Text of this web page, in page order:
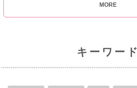
MORE
キーワード